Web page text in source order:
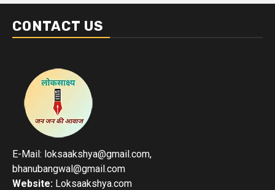
CONTACT US
E-Mail: loksaakshya@gmail.com,
bhanubangwal@gmail.com
Website: Loksaakshya.com